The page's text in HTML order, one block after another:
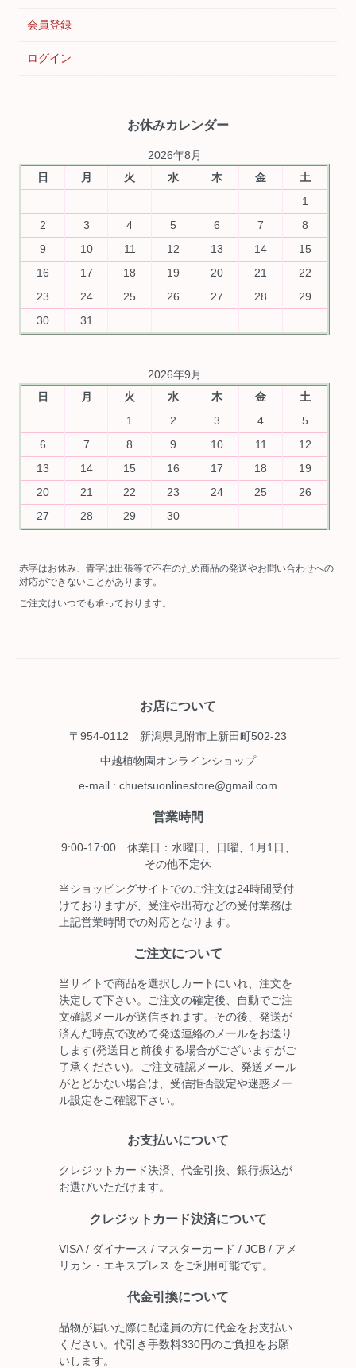
会員登録
ログイン
お休みカレンダー
2026年8月
日
月 火 水 木 金
土
1
2
3 4 5 6 7
8
9
10 11 12 13 14
15
16
17 18 19 20 21
22
23
24 25 26 27 28
29
30
31
2026年9月
日
月 火 水 木 金
土
1
2 3 4
5
6
7 8 9 10 11
12
13
14 15 16 17 18
19
20
21 22 23 24 25
26
27
28 29 30
赤字はお休み、青字は出張等で不在のため商品の発送やお問い合わせへの
対応ができないことがあります。
ご注文はいつでも承っております。
お店について
〒954-0112 新潟県見附市上新田町502-23
中越植物園オンラインショップ
e-mail : chuetsuonlinestore@gmail.com
営業時間
9:00-17:00 休業日：水曜日、日曜、1月1日、
その他不定休
当ショッピングサイトでのご注文は24時間受付
けておりますが、受注や出荷などの受付業務は
上記営業時間での対応となります。
ご注文について
当サイトで商品を選択しカートにいれ、注文を
決定して下さい。ご注文の確定後、自動でご注
文確認メールが送信されます。その後、発送が
済んだ時点で改めて発送連絡のメールをお送り
します(発送日と前後する場合がございますがご
了承ください)。ご注文確認メール、発送メール
がとどかない場合は、受信拒否設定や迷惑メー
ル設定をご確認下さい。
お支払いについて
クレジットカード決済、代金引換、銀行振込が
お選びいただけます。
クレジットカード決済について
VISA / ダイナース / マスターカード / JCB / アメ
リカン・エキスプレス をご利用可能です。
代金引換について
品物が届いた際に配達員の方に代金をお支払い
ください。代引き手数料330円のご負担をお願
いします。